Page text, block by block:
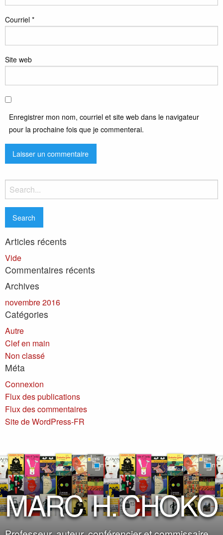
Courriel *
Site web
Enregistrer mon nom, courriel et site web dans le navigateur
pour la prochaine fois que je commenterai.
Search
for:
Articles récents
Vide
Commentaires récents
Archives
novembre 2016
Catégories
Autre
Clef en main
Non classé
Méta
Connexion
Flux des publications
Flux des commentaires
Site de WordPress-FR
MARC H.CHOKO